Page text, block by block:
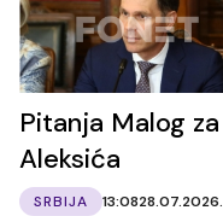
Pitanja Malog za
Aleksića
SRBIJA 13:0828.07.2026.